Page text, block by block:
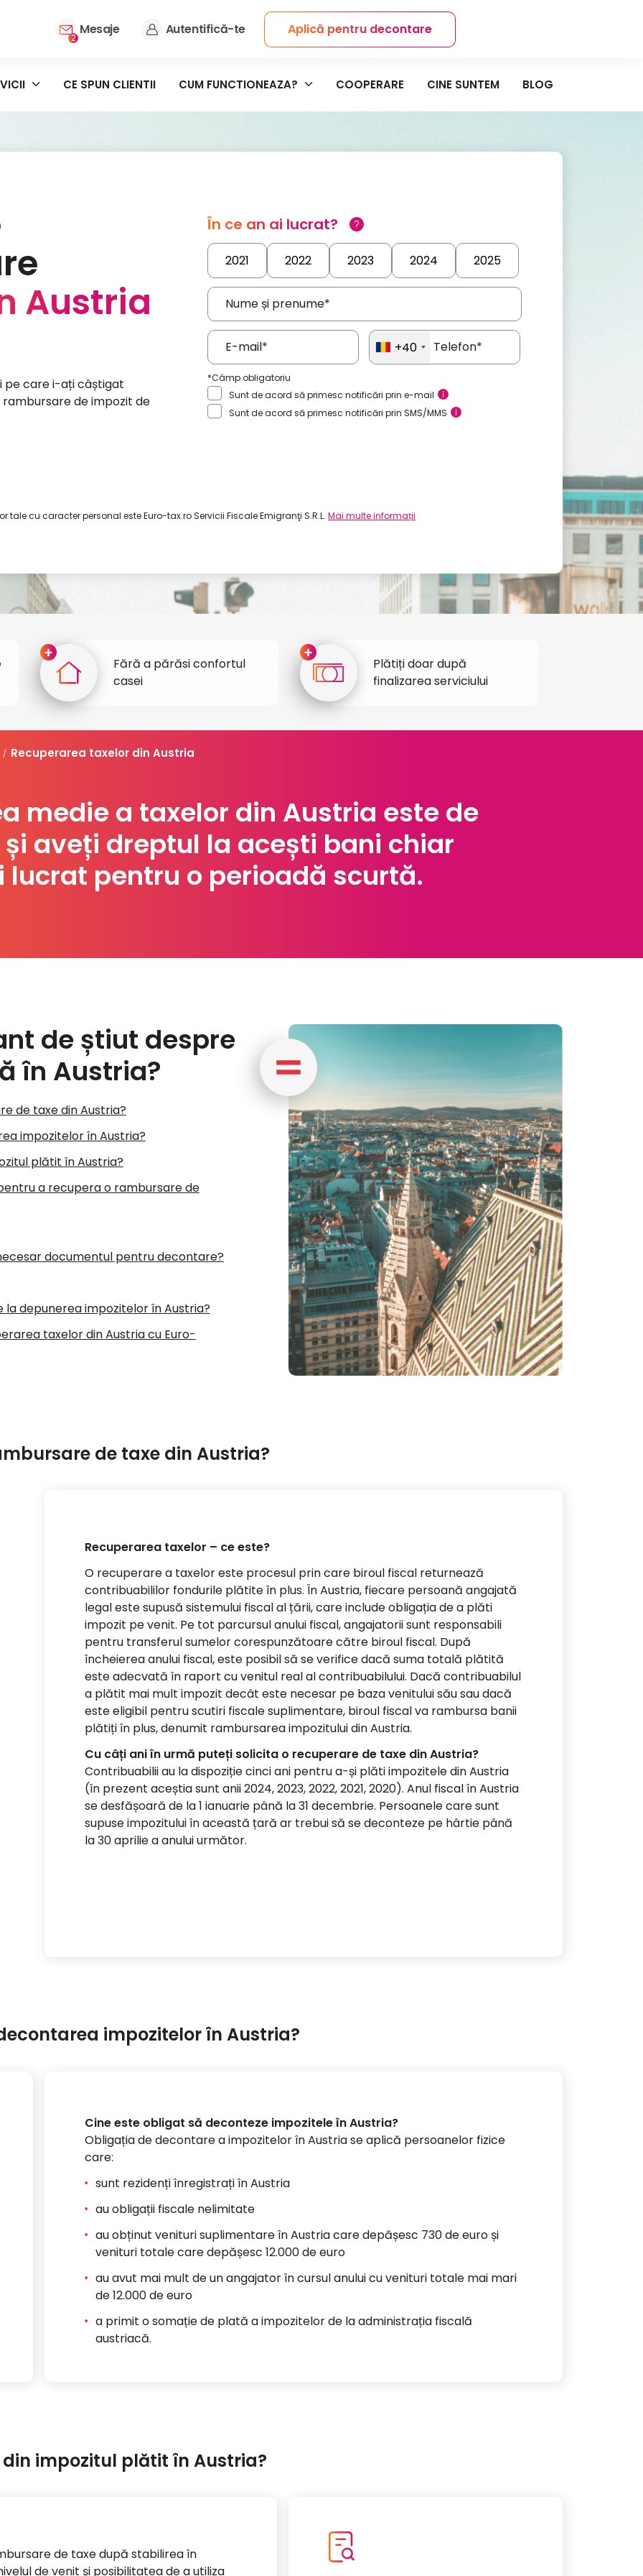
2
Mesaje Autentifică-te Aplică pentru decontare
CE SPUN CLIENTII CUM FUNCTIONEAZA? COOPERARE CINE SUNTEM BLOG
Austria
pe care i-ați câștigat
de impozit de
În ce an ai lucrat?
2021 2022 2023 2024 2025
+40
*Câmp obligatoriu
Sunt de acord să primesc notificări prin e-mail
Sunt de acord să primesc notificări prin SMS/MMS
tale cu caracter personal este Euro-tax.ro Servicii Fiscale Emigranţi S.R.L. Mai multe informații
Fără a părăsi confortul
casei
Plătiți doar după
finalizarea serviciului
/ Recuperarea taxelor din Austria
medie a taxelor din Austria este de
și aveți dreptul la acești bani chiar
lucrat pentru o perioadă scurtă.
de știut despre
în Austria?
de taxe din Austria?
impozitelor în Austria?
plătit în Austria?
a recupera o rambursare de
documentul pentru decontare?
depunerea impozitelor în Austria?
taxelor din Austria cu Euro-
de taxe din Austria?
Recuperarea taxelor – ce este?
O recuperare a taxelor este procesul prin care biroul fiscal returnează
contribuabililor fondurile plătite în plus. În Austria, fiecare persoană angajată
legal este supusă sistemului fiscal al țării, care include obligația de a plăti
impozit pe venit. Pe tot parcursul anului fiscal, angajatorii sunt responsabili
pentru transferul sumelor corespunzătoare către biroul fiscal. După
încheierea anului fiscal, este posibil să se verifice dacă suma totală plătită
este adecvată în raport cu venitul real al contribuabilului. Dacă contribuabilul
a plătit mai mult impozit decât este necesar pe baza venitului său sau dacă
este eligibil pentru scutiri fiscale suplimentare, biroul fiscal va rambursa banii
plătiți în plus, denumit rambursarea impozitului din Austria.
Cu câți ani în urmă puteți solicita o recuperare de taxe din Austria?
Contribuabilii au la dispoziție cinci ani pentru a-și plăti impozitele din Austria
(în prezent aceștia sunt anii 2024, 2023, 2022, 2021, 2020). Anul fiscal în Austria
se desfășoară de la 1 ianuarie până la 31 decembrie. Persoanele care sunt
supuse impozitului în această țară ar trebui să se deconteze pe hârtie până
la 30 aprilie a anului următor.
impozitelor în Austria?
Cine este obligat să deconteze impozitele în Austria?
Obligația de decontare a impozitelor în Austria se aplică persoanelor fizice
care:
sunt rezidenți înregistrați în Austria
au obligații fiscale nelimitate
au obținut venituri suplimentare în Austria care depășesc 730 de euro și
venituri totale care depășesc 12.000 de euro
au avut mai mult de un angajator în cursul anului cu venituri totale mai mari
de 12.000 de euro
a primit o somație de plată a impozitelor de la administrația fiscală
austriacă.
impozitul plătit în Austria?
de taxe după stabilirea în
de venit și posibilitatea de a utiliza